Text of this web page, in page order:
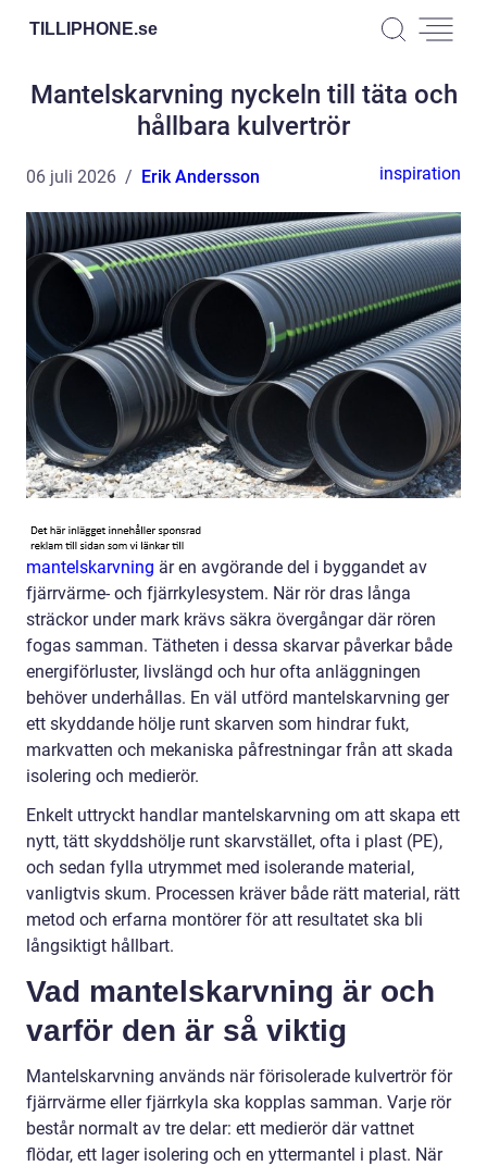
TILLIPHONE.se
Mantelskarvning nyckeln till täta och
hållbara kulvertrör
06 juli 2026 Erik Andersson inspiration
mantelskarvning är en avgörande del i byggandet av
fjärrvärme- och fjärrkylesystem. När rör dras långa
sträckor under mark krävs säkra övergångar där rören
fogas samman. Tätheten i dessa skarvar påverkar både
energiförluster, livslängd och hur ofta anläggningen
behöver underhållas. En väl utförd mantelskarvning ger
ett skyddande hölje runt skarven som hindrar fukt,
markvatten och mekaniska påfrestningar från att skada
isolering och medierör.
Enkelt uttryckt handlar mantelskarvning om att skapa ett
nytt, tätt skyddshölje runt skarvstället, ofta i plast (PE),
och sedan fylla utrymmet med isolerande material,
vanligtvis skum. Processen kräver både rätt material, rätt
metod och erfarna montörer för att resultatet ska bli
långsiktigt hållbart.
Vad mantelskarvning är och
varför den är så viktig
Mantelskarvning används när förisolerade kulvertrör för
fjärrvärme eller fjärrkyla ska kopplas samman. Varje rör
består normalt av tre delar: ett medierör där vattnet
flödar, ett lager isolering och en yttermantel i plast. När